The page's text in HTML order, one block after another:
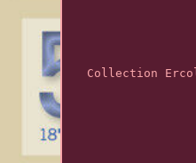
Collection Ercol